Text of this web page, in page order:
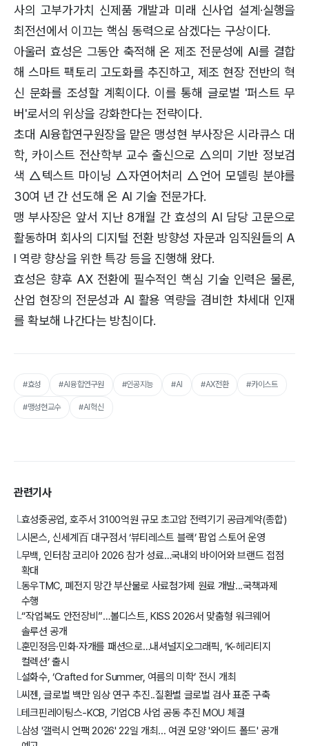
사의 고부가가치 신제품 개발과 미래 신사업 설계·실행을
최전선에서 이끄는 핵심 동력으로 삼겠다는 구상이다.
아울러 효성은 그동안 축적해 온 제조 전문성에 AI를 결합
해 스마트 팩토리 고도화를 추진하고, 제조 현장 전반의 혁
신 문화를 조성할 계획이다. 이를 통해 글로벌 '퍼스트 무
버'로서의 위상을 강화한다는 전략이다.
초대 AI융합연구원장을 맡은 맹성현 부사장은 시라큐스 대
학, 카이스트 전산학부 교수 출신으로 △의미 기반 정보검
색 △텍스트 마이닝 △자연어처리 △언어 모델링 분야를
30여 년 간 선도해 온 AI 기술 전문가다.
맹 부사장은 앞서 지난 8개월 간 효성의 AI 담당 고문으로
활동하며 회사의 디지털 전환 방향성 자문과 임직원들의 A
I 역량 향상을 위한 특강 등을 진행해 왔다.
효성은 향후 AX 전환에 필수적인 핵심 기술 인력은 물론,
산업 현장의 전문성과 AI 활용 역량을 겸비한 차세대 인재
를 확보해 나간다는 방침이다.
#효성 #AI융합연구원 #인공지능 #AI #AX전환 #카이스트
#맹성현교수 #AI혁신
관련기사
└효성중공업, 호주서 3100억원 규모 초고압 전력기기 공급계약(종합)
└시몬스, 신세계百 대구점서 ‘뷰티레스트 블랙’ 팝업 스토어 운영
└무백, 인터참 코리아 2026 참가 성료…국내외 바이어와 브랜드 접점
확대
└동우TMC, 폐전지 망간 부산물로 사료첨가제 원료 개발...국책과제
수행
└“작업복도 안전장비”…볼디스트, KISS 2026서 맞춤형 워크웨어
솔루션 공개
└훈민정음·민화·자개를 패션으로…내셔널지오그래픽, ‘K-헤리티지
컬렉션’ 출시
└설화수, ‘Crafted for Summer, 여름의 미학’ 전시 개최
└씨젠, 글로벌 백만 임상 연구 추진..질환별 글로벌 검사 표준 구축
└테크핀레이팅스-KCB, 기업CB 사업 공동 추진 MOU 체결
└삼성 '갤럭시 언팩 2026' 22일 개최... 여권 모양 '와이드 폴드' 공개